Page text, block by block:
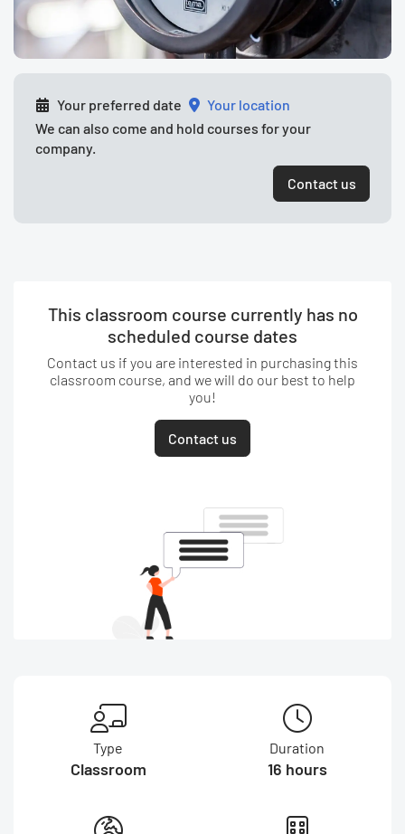
Your preferred date
your location
We can also come and hold courses for your
company.
Contact us
This classroom course currently has no
scheduled course dates
Contact us if you are interested in purchasing this
classroom course, and we will do our best to help
you!
Contact us
Type
Classroom
Duration
16 hours